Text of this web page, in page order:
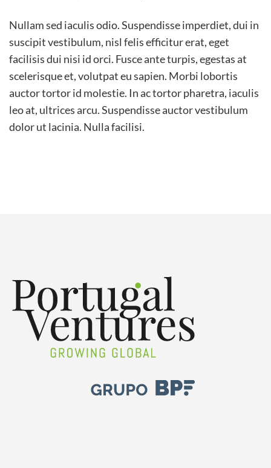
Nullam sed iaculis odio. Suspendisse imperdiet, dui in
suscipit vestibulum, nisl felis efficitur erat, eget
facilisis dui nisi id orci. Fusce ante turpis, egestas at
scelerisque et, volutpat eu sapien. Morbi lobortis
auctor tortor id molestie. In ac tortor pharetra, iaculis
leo at, ultrices arcu. Suspendisse auctor vestibulum
dolor ut lacinia. Nulla facilisi.